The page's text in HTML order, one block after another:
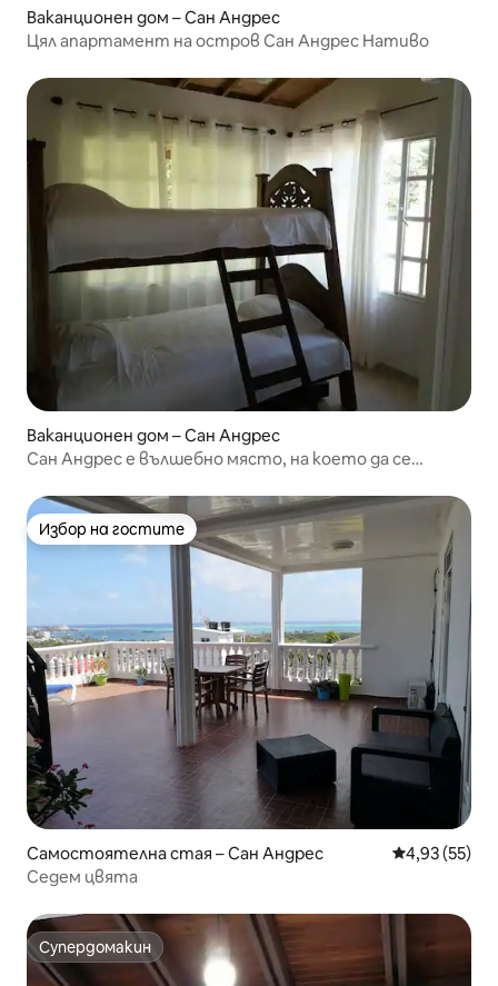
Ваканционен дом – Сан Андрес
Цял апартамент на остров Сан Андрес Нативо
Ваканционен дом – Сан Андрес
Сан Андрес е вълшебно място, на което да се
Избор на гостите
Избор на гостите
Самостоятелна стая – Сан Андрес Средна
4,93 (55)
Седем цвята
Супердомакин
Супердомакин